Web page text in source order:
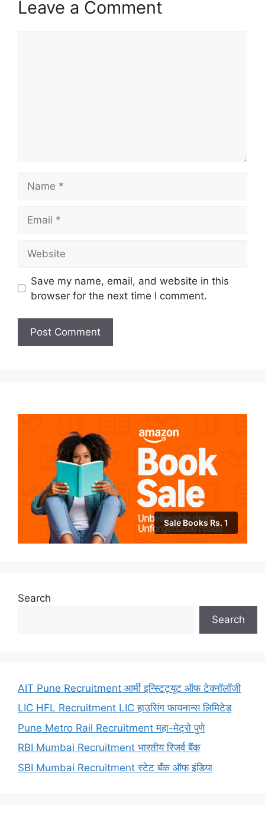
Leave a Comment
Save my name, email, and website in this
browser for the next time I comment.
Sale Books Rs. 1
Search
Search
AIT Pune Recruitment आर्मी इन्स्टिट्यूट ऑफ टेक्नॉलॉजी
LIC HFL Recruitment LIC हाउसिंग फायनान्स लिमिटेड
Pune Metro Rail Recruitment महा-मेट्रो पुणे
RBI Mumbai Recruitment भारतीय रिजर्व बैंक
SBI Mumbai Recruitment स्टेट बँक ऑफ इंडिया